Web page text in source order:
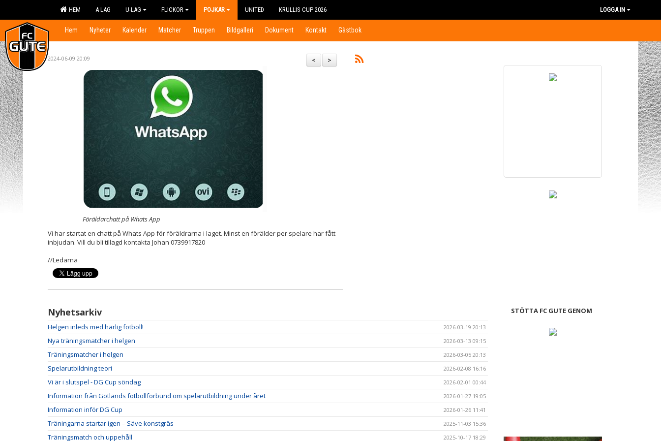
HEM A LAG U-LAG FLICKOR POJKAR UNITED KRULLIS CUP 2026 LOGGA IN
Hem Nyheter Kalender Matcher Truppen Bildgalleri Dokument Kontakt Gästbok
>
<
2024-06-09 20:09
Föräldarchatt på Whats App
Vi har startat en chatt på Whats App för föräldrarna i laget. Minst en förälder per spelare har fått
inbjudan. Vill du bli tillagd kontakta Johan 0739917820
//Ledarna
Nyhetsarkiv
Helgen inleds med härlig fotboll! 2026-03-19 20:13
Nya träningsmatcher i helgen 2026-03-13 09:15
Träningsmatcher i helgen 2026-03-05 20:13
Spelarutbildning teori 2026-02-08 16:16
Vi är i slutspel - DG Cup söndag 2026-02-01 00:44
Information från Gotlands fotbollförbund om spelarutbildning under året 2026-01-27 19:05
Information inför DG Cup 2026-01-26 11:41
Träningarna startar igen – Säve konstgräs 2025-11-03 15:36
Träningsmatch och uppehåll 2025-10-17 18:29
STÖTTA FC GUTE GENOM